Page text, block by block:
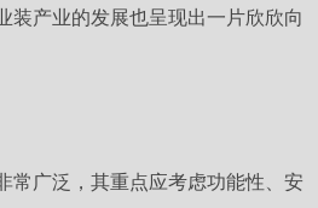
装产业的发展也呈现出一片欣欣向
常广泛，其重点应考虑功能性、安